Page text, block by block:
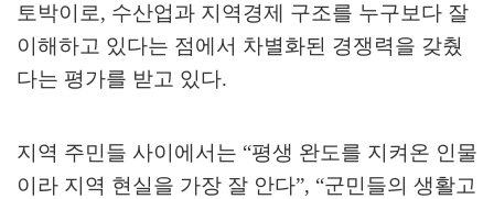
토박이로, 수산업과 지역경제 구조를 누구보다 잘
이해하고 있다는 점에서 차별화된 경쟁력을 갖췄
다는 평가를 받고 있다.
지역 주민들 사이에서는 “평생 완도를 지켜온 인물
이라 지역 현실을 가장 잘 안다”, “군민들의 생활고